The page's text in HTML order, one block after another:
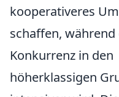
kooperativeres
schaffen, während
Konkurrenz in den
höherklassigen